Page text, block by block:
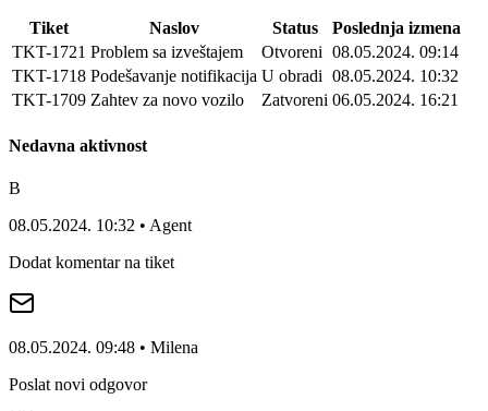
Tiket Naslov Status
Poslednja izmena
TKT-1721 Problem sa izveštajem Otvoreni 08.05.2024. 09:14
TKT-1718 Podešavanje notifikacija U obradi 08.05.2024. 10:32
TKT-1709 Zahtev za novo vozilo Zatvoreni 06.05.2024. 16:21
Nedavna aktivnost
B
08.05.2024. 10:32 • Agent
Dodat komentar na tiket
08.05.2024. 09:48 • Milena
Poslat novi odgovor